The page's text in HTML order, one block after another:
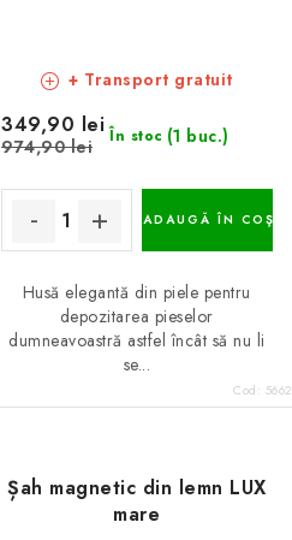
+ Transport gratuit
În stoc (1 buc.)
349,90 lei
974,90 lei
ADAUGĂ ÎN COŞ
Husă elegantă din piele pentru
depozitarea pieselor
dumneavoastră astfel încât să nu li
se...
Cod: 5662
Șah magnetic din lemn LUX
mare